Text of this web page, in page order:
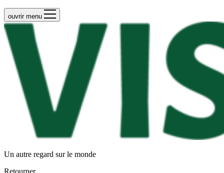
ouvrir menu
Un autre regard sur le monde
Retourner